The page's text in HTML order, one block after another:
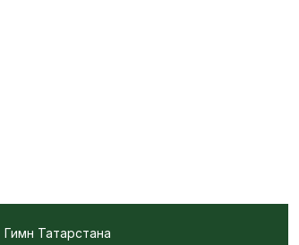
Гимн Татарстана